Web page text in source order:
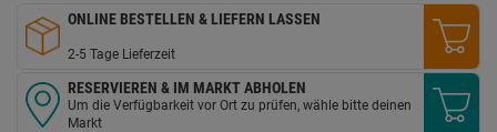
ONLINE BESTELLEN & LIEFERN LASSEN
2-5 Tage Lieferzeit
RESERVIEREN & IM MARKT ABHOLEN
Um die Verfügbarkeit vor Ort zu prüfen, wähle bitte deinen
Markt